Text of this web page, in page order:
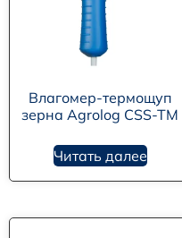
Влагомер-термощуп
зерна Agrolog CSS-TM
Читать далее